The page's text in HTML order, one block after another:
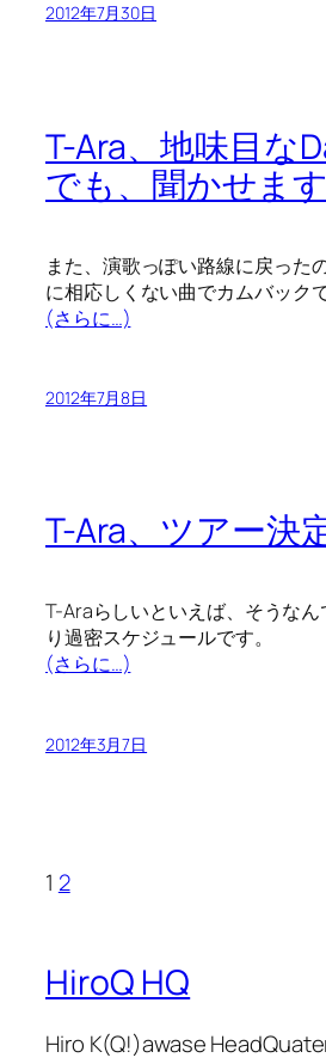
2012年7月30日
T-Ara、地味目な
でも、聞かせます
また、演歌っぽい路線に戻った
に相応しくない曲でカムバックで
(さらに…)
2012年7月8日
T-Ara、ツアー決
T-Araらしいといえば、そうな
り過密スケジュールです。
(さらに…)
2012年3月7日
1 2
HiroQ HQ
Hiro K(Q!)awase